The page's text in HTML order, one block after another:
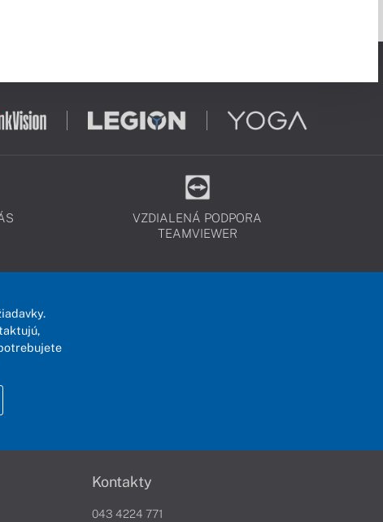
VZDIALENÁ PODPORA
TEAMVIEWER
Kontakty
043 4224 771